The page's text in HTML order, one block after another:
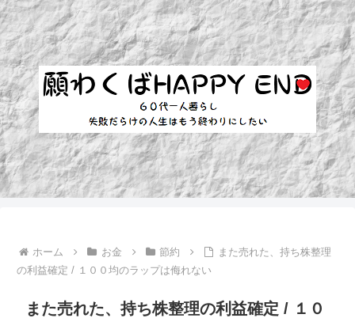
ホーム お金 節約
また売れた、持ち株整理
の利益確定 / １００均のラップは侮れない
また売れた、持ち株整理の利益確定 / １０